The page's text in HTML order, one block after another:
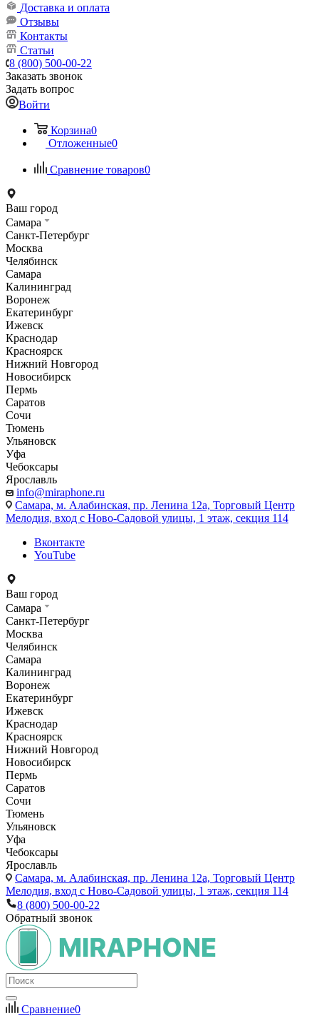
Доставка и оплата
Отзывы
Контакты
Статьи
8 (800) 500-00-22
Заказать звонок
Задать вопрос
Войти
Корзина0
Отложенные0
Сравнение товаров0
Ваш город
Самара
Санкт-Петербург
Москва
Челябинск
Самара
Калининград
Воронеж
Екатеринбург
Ижевск
Краснодар
Красноярск
Нижний Новгород
Новосибирск
Пермь
Саратов
Сочи
Тюмень
Ульяновск
Уфа
Чебоксары
Ярославль
info@miraphone.ru
Самара, м. Алабинская, пр. Ленина 12а, Торговый Центр
Мелодия, вход с Ново-Садовой улицы, 1 этаж, секция 114
Вконтакте
YouTube
Ваш город
Самара
Санкт-Петербург
Москва
Челябинск
Самара
Калининград
Воронеж
Екатеринбург
Ижевск
Краснодар
Красноярск
Нижний Новгород
Новосибирск
Пермь
Саратов
Сочи
Тюмень
Ульяновск
Уфа
Чебоксары
Ярославль
Самара, м. Алабинская, пр. Ленина 12а, Торговый Центр
Мелодия, вход с Ново-Садовой улицы, 1 этаж, секция 114
8 (800) 500-00-22
Обратный звонок
Сравнение0